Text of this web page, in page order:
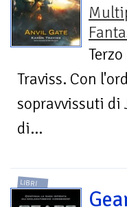
Traviss. Con
sopravvissuti di
di...
LIBRI